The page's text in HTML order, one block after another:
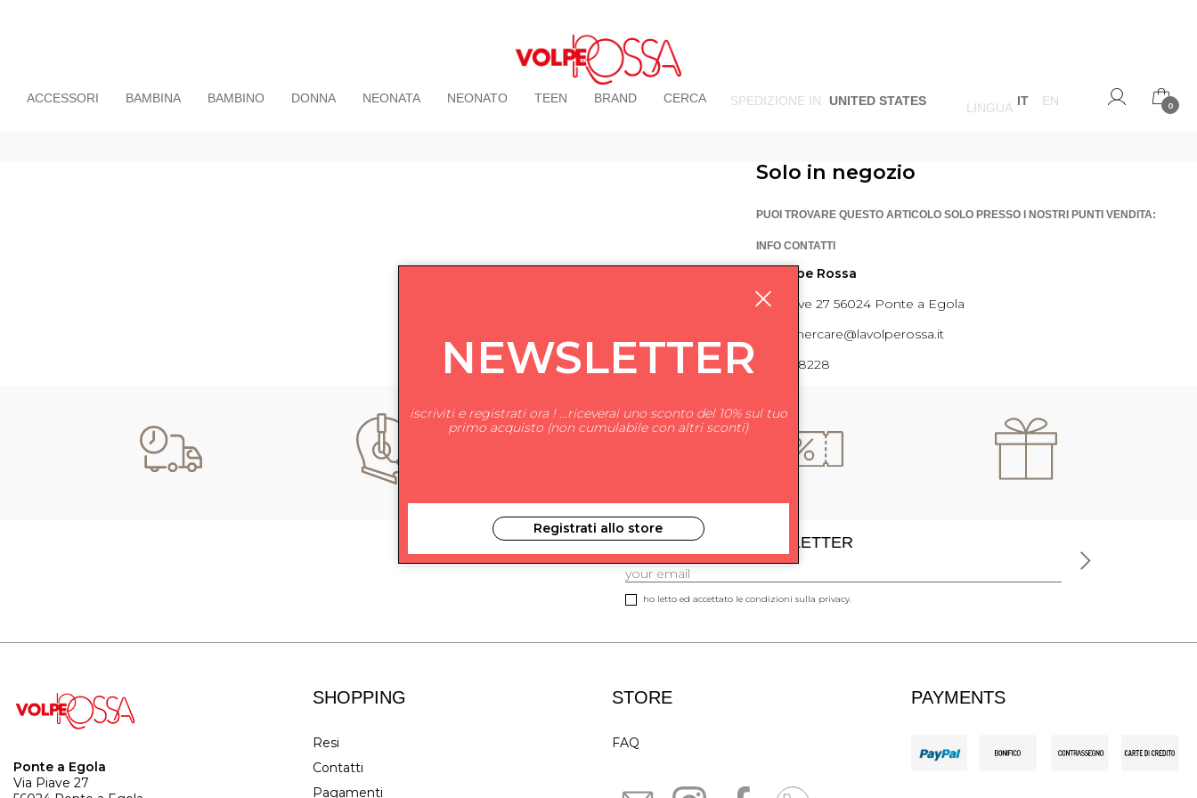
SPEDIZIONE IN UNITED STATES LINGUA IT EN 0
ACCESSORI BAMBINA BAMBINO DONNA NEONATA NEONATO TEEN BRAND CERCA
Solo in negozio
PUOI TROVARE QUESTO ARTICOLO SOLO PRESSO I NOSTRI PUNTI VENDITA:
INFO CONTATTI
La Volpe Rossa
Via Piave 27 56024 Ponte a Egola
customercare@lavolperossa.it
0571498228
ISCRIVITI ALLA NEWSLETTER
ho letto ed accettato le condizioni sulla privacy.
Ponte a Egola
Via Piave 27
SHOPPING
Resi
Contatti
Pagamenti
STORE
FAQ
PAYMENTS
NEWSLETTER
iscriviti e registrati ora ! ...riceverai uno sconto del 10% sul tuo
primo acquisto (non cumulabile con altri sconti)
Registrati allo store